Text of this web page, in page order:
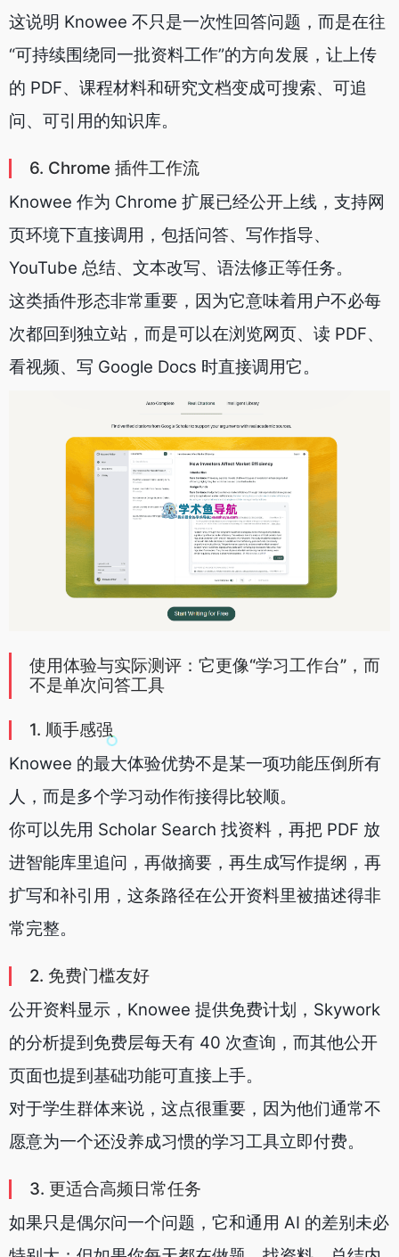
这说明 Knowee 不只是一次性回答问题，而是在往
“可持续围绕同一批资料工作”的方向发展，让上传
的 PDF、课程材料和研究文档变成可搜索、可追
问、可引用的知识库。
6. Chrome 插件工作流
Knowee 作为 Chrome 扩展已经公开上线，支持网
页环境下直接调用，包括问答、写作指导、
YouTube 总结、文本改写、语法修正等任务。
这类插件形态非常重要，因为它意味着用户不必每
次都回到独立站，而是可以在浏览网页、读 PDF、
看视频、写 Google Docs 时直接调用它。
使用体验与实际测评：它更像“学习工作台”，而
不是单次问答工具
1. 顺手感强
Knowee 的最大体验优势不是某一项功能压倒所有
人，而是多个学习动作衔接得比较顺。
你可以先用 Scholar Search 找资料，再把 PDF 放
进智能库里追问，再做摘要，再生成写作提纲，再
扩写和补引用，这条路径在公开资料里被描述得非
常完整。
2. 免费门槛友好
公开资料显示，Knowee 提供免费计划，Skywork
的分析提到免费层每天有 40 次查询，而其他公开
页面也提到基础功能可直接上手。
对于学生群体来说，这点很重要，因为他们通常不
愿意为一个还没养成习惯的学习工具立即付费。
3. 更适合高频日常任务
如果只是偶尔问一个问题，它和通用 AI 的差别未必